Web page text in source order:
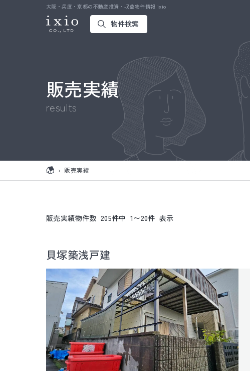
大阪・兵庫・京都の不動産投資・収益物件情報 ixio
物件検索
販売実績
results
› 販売実績
販売実績物件数 205件中 1〜20件 表示
貝塚築浅戸建